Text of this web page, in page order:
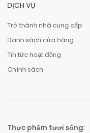
DỊCH VỤ
Trở thành nhà cung cấp
Danh sách cửa hàng
Tin tức hoạt động
Chính sách
Thực phẩm tươi sống: